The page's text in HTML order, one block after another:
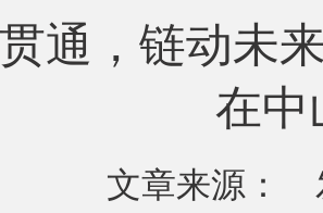
通，链动未
在中
文章来源：